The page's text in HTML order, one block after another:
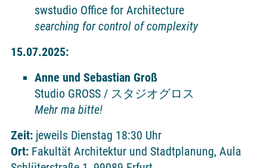
swstudio Office for Architecture
searching for control of complexity
15.07.2025:
Anne und Sebastian Groß
Studio GROSS / スタジオグロス
Mehr ma bitte!
Zeit: jeweils Dienstag 18:30 Uhr
Ort: Fakultät Architektur und Stadtplanung, Aula